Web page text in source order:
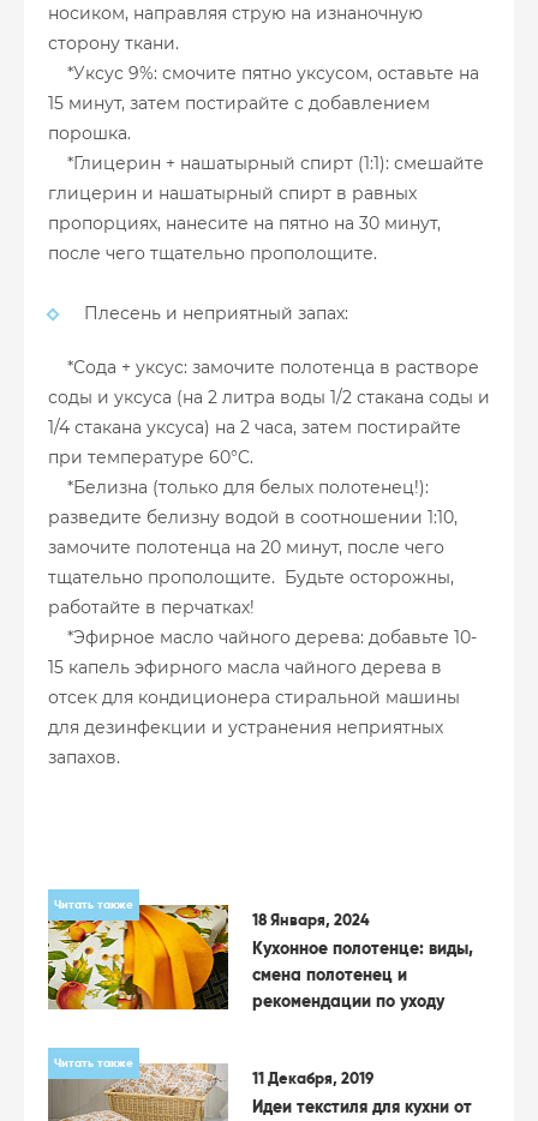
носиком, направляя струю на изнаночную
сторону ткани.
*Уксус 9%: смочите пятно уксусом, оставьте на
15 минут, затем постирайте с добавлением
порошка.
*Глицерин + нашатырный спирт (1:1): смешайте
глицерин и нашатырный спирт в равных
пропорциях, нанесите на пятно на 30 минут,
после чего тщательно прополощите.
Плесень и неприятный запах:
*Сода + уксус: замочите полотенца в растворе
соды и уксуса (на 2 литра воды 1/2 стакана соды и
1/4 стакана уксуса) на 2 часа, затем постирайте
при температуре 60°C.
*Белизна (только для белых полотенец!):
разведите белизну водой в соотношении 1:10,
замочите полотенца на 20 минут, после чего
тщательно прополощите. Будьте осторожны,
работайте в перчатках!
*Эфирное масло чайного дерева: добавьте 10-
15 капель эфирного масла чайного дерева в
отсек для кондиционера стиральной машины
для дезинфекции и устранения неприятных
запахов.
Читать также
18 Января, 2024
Кухонное полотенце: виды,
смена полотенец и
рекомендации по уходу
Читать также
11 Декабря, 2019
Идеи текстиля для кухни от